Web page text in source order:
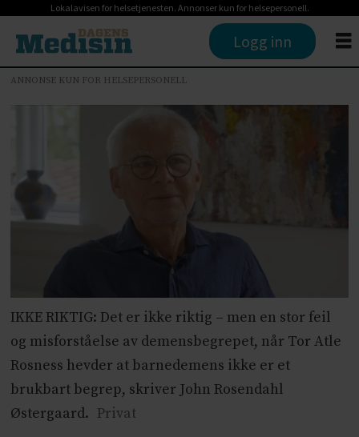
Lokalavisen for helsetjenesten. Annonser kun for helsepersonell.
Logg inn
ANNONSE KUN FOR HELSEPERSONELL
IKKE RIKTIG: Det er ikke riktig – men en stor feil
og misforståelse av demensbegrepet, når Tor Atle
Rosness hevder at barnedemens ikke er et
brukbart begrep, skriver John Rosendahl
Østergaard. Privat